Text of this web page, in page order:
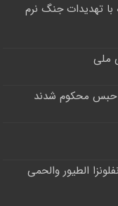
با تهدیدات جنگ نرم
ملی
الطيور والحمى